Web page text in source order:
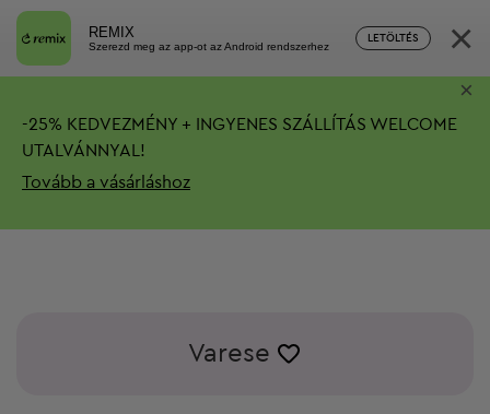
REMIX
Szerezd meg az app-ot az Android rendszerhez
LETÖLTÉS ×
-25% KEDVEZMÉNY + INGYENES SZÁLLÍTÁS WELCOME
UTALVÁNNYAL!
Tovább a vásárláshoz
×
Varese